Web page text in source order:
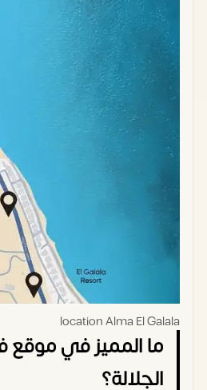
location Alma El Galala
ما المميز في موقع
الجلالة؟